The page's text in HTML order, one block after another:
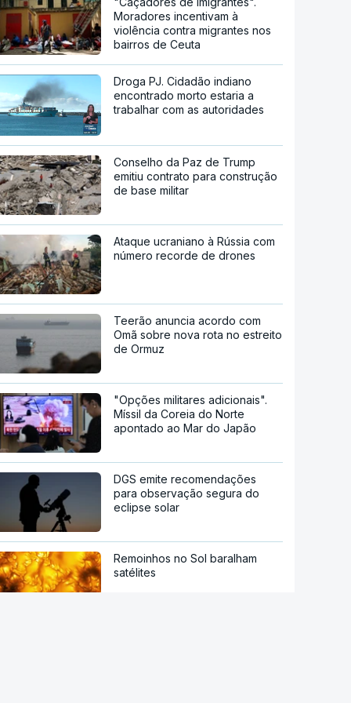
Moradores incentivam à
violência contra migrantes nos
bairros de Ceuta
Droga PJ. Cidadão indiano
encontrado morto estaria a
trabalhar com as autoridades
Conselho da Paz de Trump
emitiu contrato para construção
de base militar
Ataque ucraniano à Rússia com
número recorde de drones
Teerão anuncia acordo com
Omã sobre nova rota no estreito
de Ormuz
"Opções militares adicionais".
Míssil da Coreia do Norte
apontado ao Mar do Japão
DGS emite recomendações
para observação segura do
eclipse solar
Remoinhos no Sol baralham
satélites